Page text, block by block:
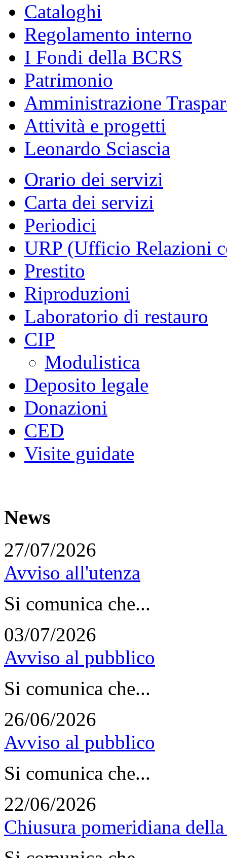
Cataloghi
Regolamento interno
I Fondi della BCRS
Patrimonio
Amministrazione
Attività e progetti
Leonardo Sciascia
Orario dei servizi
Carta dei servizi
Periodici
URP (Ufficio Relazioni
Prestito
Riproduzioni
Laboratorio di restauro
CIP
Modulistica
Deposito legale
Donazioni
CED
Visite guidate
News
27/07/2026
Avviso all'utenza
Si comunica che...
03/07/2026
Avviso al pubblico
Si comunica che...
26/06/2026
Avviso al pubblico
Si comunica che...
22/06/2026
Chiusura pomeridiana